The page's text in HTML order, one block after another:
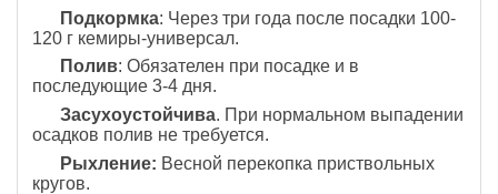
Подкормка: Через три года после посадки 100-
120 г кемиры-универсал.
Полив: Обязателен при посадке и в
последующие 3-4 дня.
Засухоустойчива. При нормальном выпадении
осадков полив не требуется.
Рыхление: Весной перекопка приствольных
кругов.